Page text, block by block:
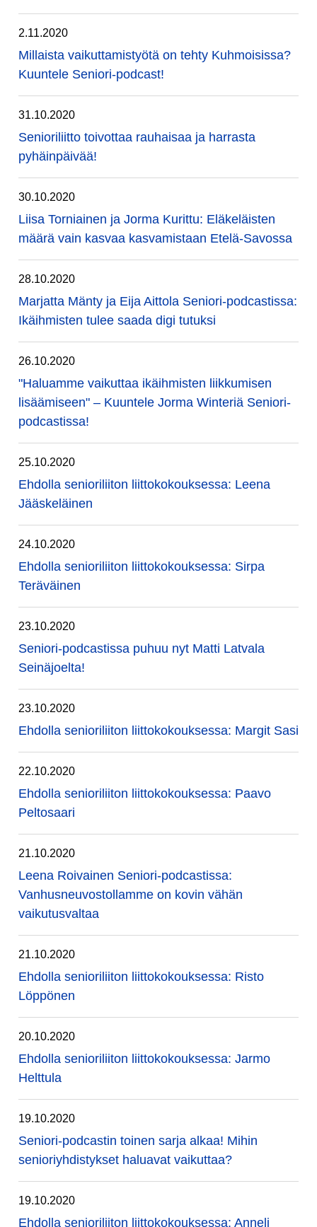
2.11.2020
Millaista vaikuttamistyötä on tehty Kuhmoisissa?
Kuuntele Seniori-podcast!
31.10.2020
Senioriliitto toivottaa rauhaisaa ja harrasta
pyhäinpäivää!
30.10.2020
Liisa Torniainen ja Jorma Kurittu: Eläkeläisten
määrä vain kasvaa kasvamistaan Etelä-Savossa
28.10.2020
Marjatta Mänty ja Eija Aittola Seniori-podcastissa:
Ikäihmisten tulee saada digi tutuksi
26.10.2020
"Haluamme vaikuttaa ikäihmisten liikkumisen
lisäämiseen" – Kuuntele Jorma Winteriä Seniori-
podcastissa!
25.10.2020
Ehdolla senioriliiton liittokokouksessa: Leena
Jääskeläinen
24.10.2020
Ehdolla senioriliiton liittokokouksessa: Sirpa
Teräväinen
23.10.2020
Seniori-podcastissa puhuu nyt Matti Latvala
Seinäjoelta!
23.10.2020
Ehdolla senioriliiton liittokokouksessa: Margit Sasi
22.10.2020
Ehdolla senioriliiton liittokokouksessa: Paavo
Peltosaari
21.10.2020
Leena Roivainen Seniori-podcastissa:
Vanhusneuvostollamme on kovin vähän
vaikutusvaltaa
21.10.2020
Ehdolla senioriliiton liittokokouksessa: Risto
Löppönen
20.10.2020
Ehdolla senioriliiton liittokokouksessa: Jarmo
Helttula
19.10.2020
Seniori-podcastin toinen sarja alkaa! Mihin
senioriyhdistykset haluavat vaikuttaa?
19.10.2020
Ehdolla senioriliiton liittokokouksessa: Anneli